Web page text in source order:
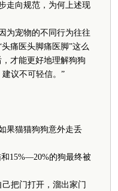
走向规范，为何上述现
宠物的不同行为往往
痛医头脚痛医脚”这么
才能更好地理解狗狗
议不可轻信。”
果猫猫狗狗意外走丢
15%—20%的狗最终被
把门打开，溜出家门